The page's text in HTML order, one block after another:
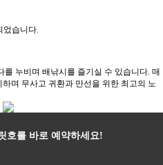
었습니다.
누비며 배낚시를 즐기실 수 있습니다. 매
며 무사고 귀환과 만선을 위한 최고의 노
호를 바로 예약하세요!